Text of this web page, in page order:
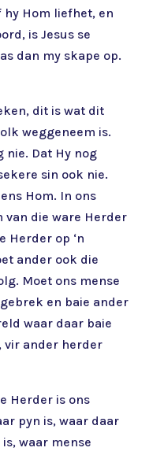
hy Hom liefhet, en
is Jesus se
dan my skape op.
dit is wat dit
weggeneem is.
nie. Dat Hy nog
sin ook nie.
Hom. In ons
van die ware Herder
Herder op ‘n
ander ook die
Moet ons mense
en baie ander
waar daar baie
vir ander herder
Herder is ons
pyn is, waar daar
waar mense